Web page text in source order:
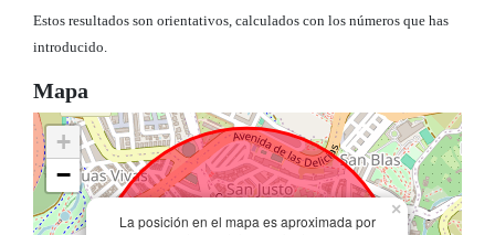
Estos resultados son orientativos, calculados con los números que has
introducido.
Mapa
La posición en el mapa es aproximada por
×
+
−